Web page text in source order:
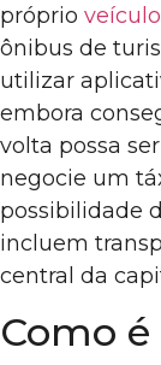
próprio veículo
ônibus de
utilizar
embora
volta possa
negocie um
possibilidade
incluem
central da
Como